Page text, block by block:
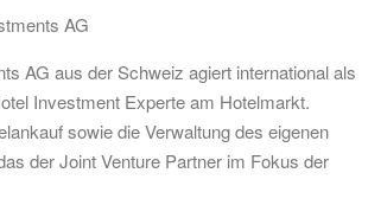
AG
AG aus der Schweiz agiert international als
Investment Experte am Hotelmarkt.
sowie die Verwaltung des eigenen
der Joint Venture Partner im Fokus der